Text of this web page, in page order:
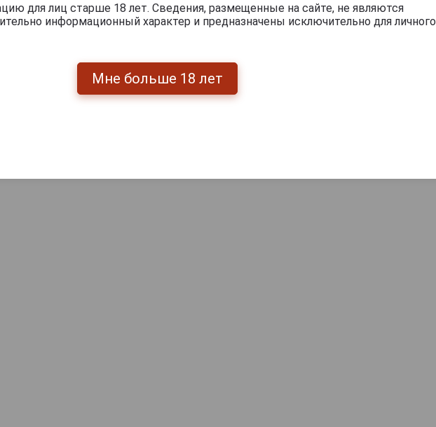
для лиц старше 18 лет. Сведения, размещенные на сайте, не являются
информационный характер и предназначены исключительно для личного
Мне больше 18 лет